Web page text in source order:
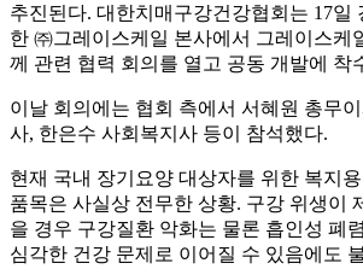
추진된다. 대한치매구강건강협회는 17일
한 ㈜그레이스케일 본사에서 그레이스케
께 관련 협력 회의를 열고 공동 개발에 착
이날 회의에는 협회 측에서 서혜원 총무이
사, 한은수 사회복지사 등이 참석했다.
현재 국내 장기요양 대상자를 위한 복지
품목은 사실상 전무한 상황. 구강 위생이
을 경우 구강질환 악화는 물론 흡인성 폐
심각한 건강 문제로 이어질 수 있음에도